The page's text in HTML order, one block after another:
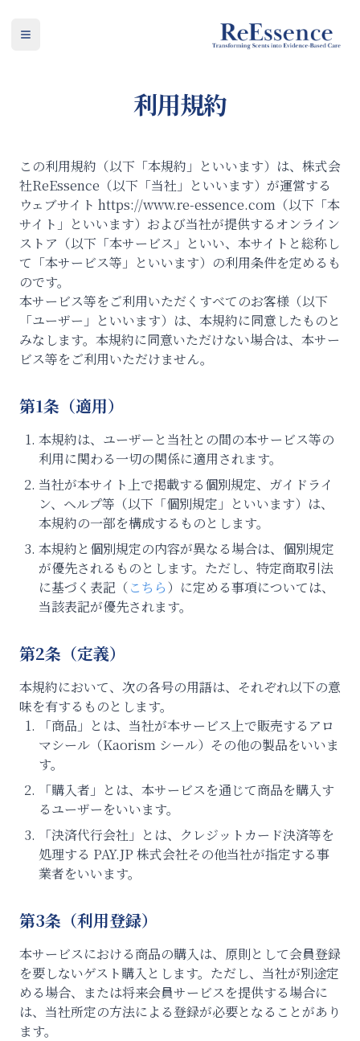
Open main menu
ReEssence
利用規約
この利用規約（以下「本規約」といいます）は、株式会
社ReEssence（以下「当社」といいます）が運営する
ウェブサイト https://www.re-essence.com（以下「本
サイト」といいます）および当社が提供するオンライン
ストア（以下「本サービス」といい、本サイトと総称し
て「本サービス等」といいます）の利用条件を定めるも
のです。
本サービス等をご利用いただくすべてのお客様（以下
「ユーザー」といいます）は、本規約に同意したものと
みなします。本規約に同意いただけない場合は、本サー
ビス等をご利用いただけません。
第1条（適用）
本規約は、ユーザーと当社との間の本サービス等の
利用に関わる一切の関係に適用されます。
当社が本サイト上で掲載する個別規定、ガイドライ
ン、ヘルプ等（以下「個別規定」といいます）は、
本規約の一部を構成するものとします。
本規約と個別規定の内容が異なる場合は、個別規定
が優先されるものとします。ただし、特定商取引法
に基づく表記（こちら）に定める事項については、
当該表記が優先されます。
第2条（定義）
本規約において、次の各号の用語は、それぞれ以下の意
味を有するものとします。
「商品」とは、当社が本サービス上で販売するアロ
マシール（Kaorism シール）その他の製品をいいま
す。
「購入者」とは、本サービスを通じて商品を購入す
るユーザーをいいます。
「決済代行会社」とは、クレジットカード決済等を
処理する PAY.JP 株式会社その他当社が指定する事
業者をいいます。
第3条（利用登録）
本サービスにおける商品の購入は、原則として会員登録
を要しないゲスト購入とします。ただし、当社が別途定
める場合、または将来会員サービスを提供する場合に
は、当社所定の方法による登録が必要となることがあり
ます。